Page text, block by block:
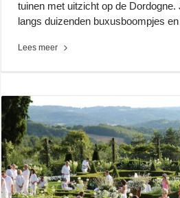
tuinen met uitzicht op de
langs duizenden buxusboompjes
Lees meer